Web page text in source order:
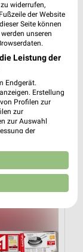
38,8 km
widerrufen,
der Website
Seite können
unseren
Leistung der
Endgerät.
Erstellung
Profilen zur
zur
zur Auswahl
der
und
zur Auswahl
und in die